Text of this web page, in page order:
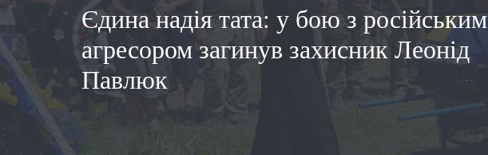
Єдина надія тата: у бою з російським
агресором загинув захисник Леонід
Павлюк